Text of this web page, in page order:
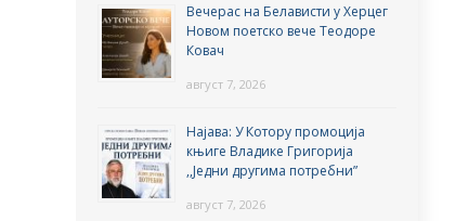
Вечерас на Белависти у Херцег
Новом поетско вече Теодоре
Ковач
август 7, 2026
Најава: У Котору промоција
књиге Владике Григорија
,,Једни другима потребни”
август 7, 2026